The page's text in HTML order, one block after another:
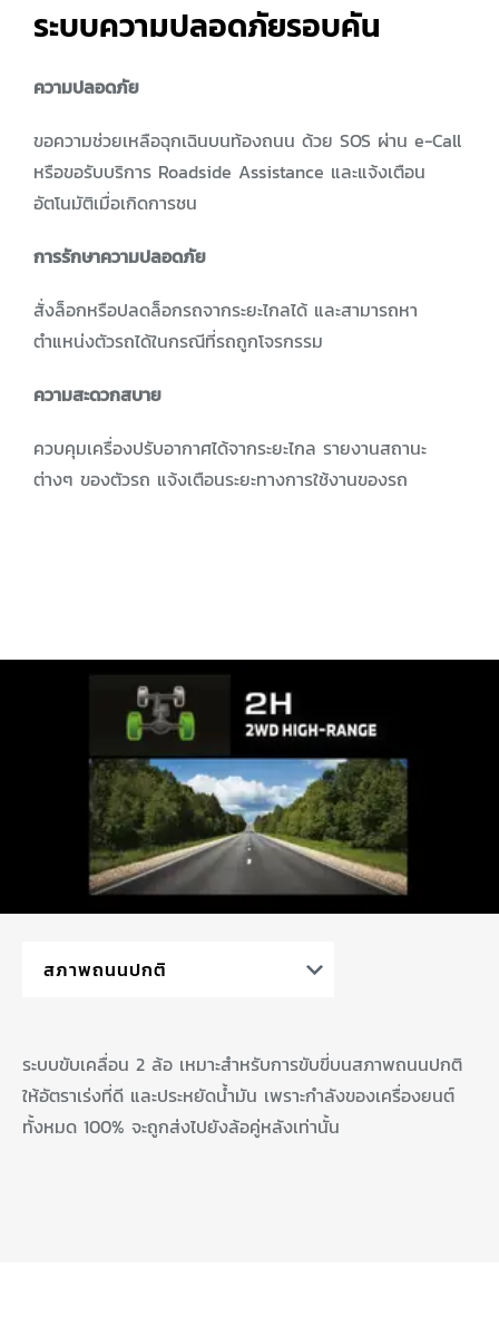
ระบบความปลอดภัยรอบคัน
ความปลอดภัย
ขอความช่วยเหลือฉุกเฉินบนท้องถนน ด้วย SOS ผ่าน e-Call
หรือขอรับบริการ Roadside Assistance และแจ้งเตือน
อัตโนมัติเมื่อเกิดการชน
การรักษาความปลอดภัย
สั่งล็อกหรือปลดล็อกรถจากระยะไกลได้ และสามารถหา
ตำแหน่งตัวรถได้ในกรณีที่รถถูกโจรกรรม
ความสะดวกสบาย
ควบคุมเครื่องปรับอากาศได้จากระยะไกล รายงานสถานะ
ต่างๆ ของตัวรถ แจ้งเตือนระยะทางการใช้งานของรถ
ระบบขับเคลื่อน 2 ล้อ เหมาะสำหรับการขับขี่บนสภาพถนนปกติ
ให้อัตราเร่งที่ดี และประหยัดน้ำมัน เพราะกำลังของเครื่องยนต์
ทั้งหมด 100% จะถูกส่งไปยังล้อคู่หลังเท่านั้น